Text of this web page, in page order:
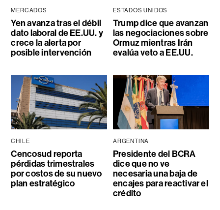
MERCADOS
Yen avanza tras el débil
dato laboral de EE.UU. y
crece la alerta por
posible intervención
ESTADOS UNIDOS
Trump dice que avanzan
las negociaciones sobre
Ormuz mientras Irán
evalúa veto a EE.UU.
CHILE
Cencosud reporta
pérdidas trimestrales
por costos de su nuevo
plan estratégico
ARGENTINA
Presidente del BCRA
dice que no ve
necesaria una baja de
encajes para reactivar el
crédito